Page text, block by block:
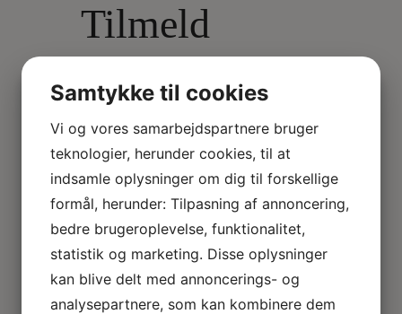
Tilmeld
dig vores
nyhedsbrev
og følg
med hos
SIPO!
Samtykke til cookies
Vi og vores samarbejdspartnere bruger
teknologier, herunder cookies, til at
indsamle oplysninger om dig til forskellige
formål, herunder: Tilpasning af annoncering,
bedre brugeroplevelse, funktionalitet,
statistik og marketing. Disse oplysninger
kan blive delt med annoncerings- og
analysepartnere, som kan kombinere dem